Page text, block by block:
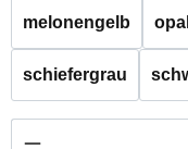
melonengelb
schiefergrau
Produkt